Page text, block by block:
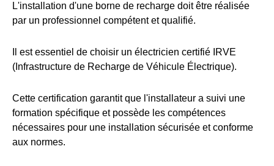
L'installation d'une borne de recharge doit être réalisée
par un professionnel compétent et qualifié.
Il est essentiel de choisir un électricien certifié IRVE
(Infrastructure de Recharge de Véhicule Électrique).
Cette certification garantit que l'installateur a suivi une
formation spécifique et possède les compétences
nécessaires pour une installation sécurisée et conforme
aux normes.